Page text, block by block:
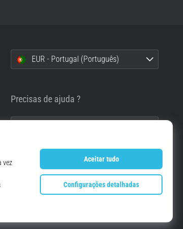
EUR - Portugal (Português)
Precisas de ajuda ?